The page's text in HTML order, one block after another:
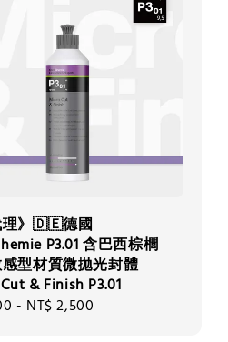
理》🇩🇪德國
P3.01 含巴西棕櫚
型材質微拋光封體
& Finish P3.01
- NT$ 2,500